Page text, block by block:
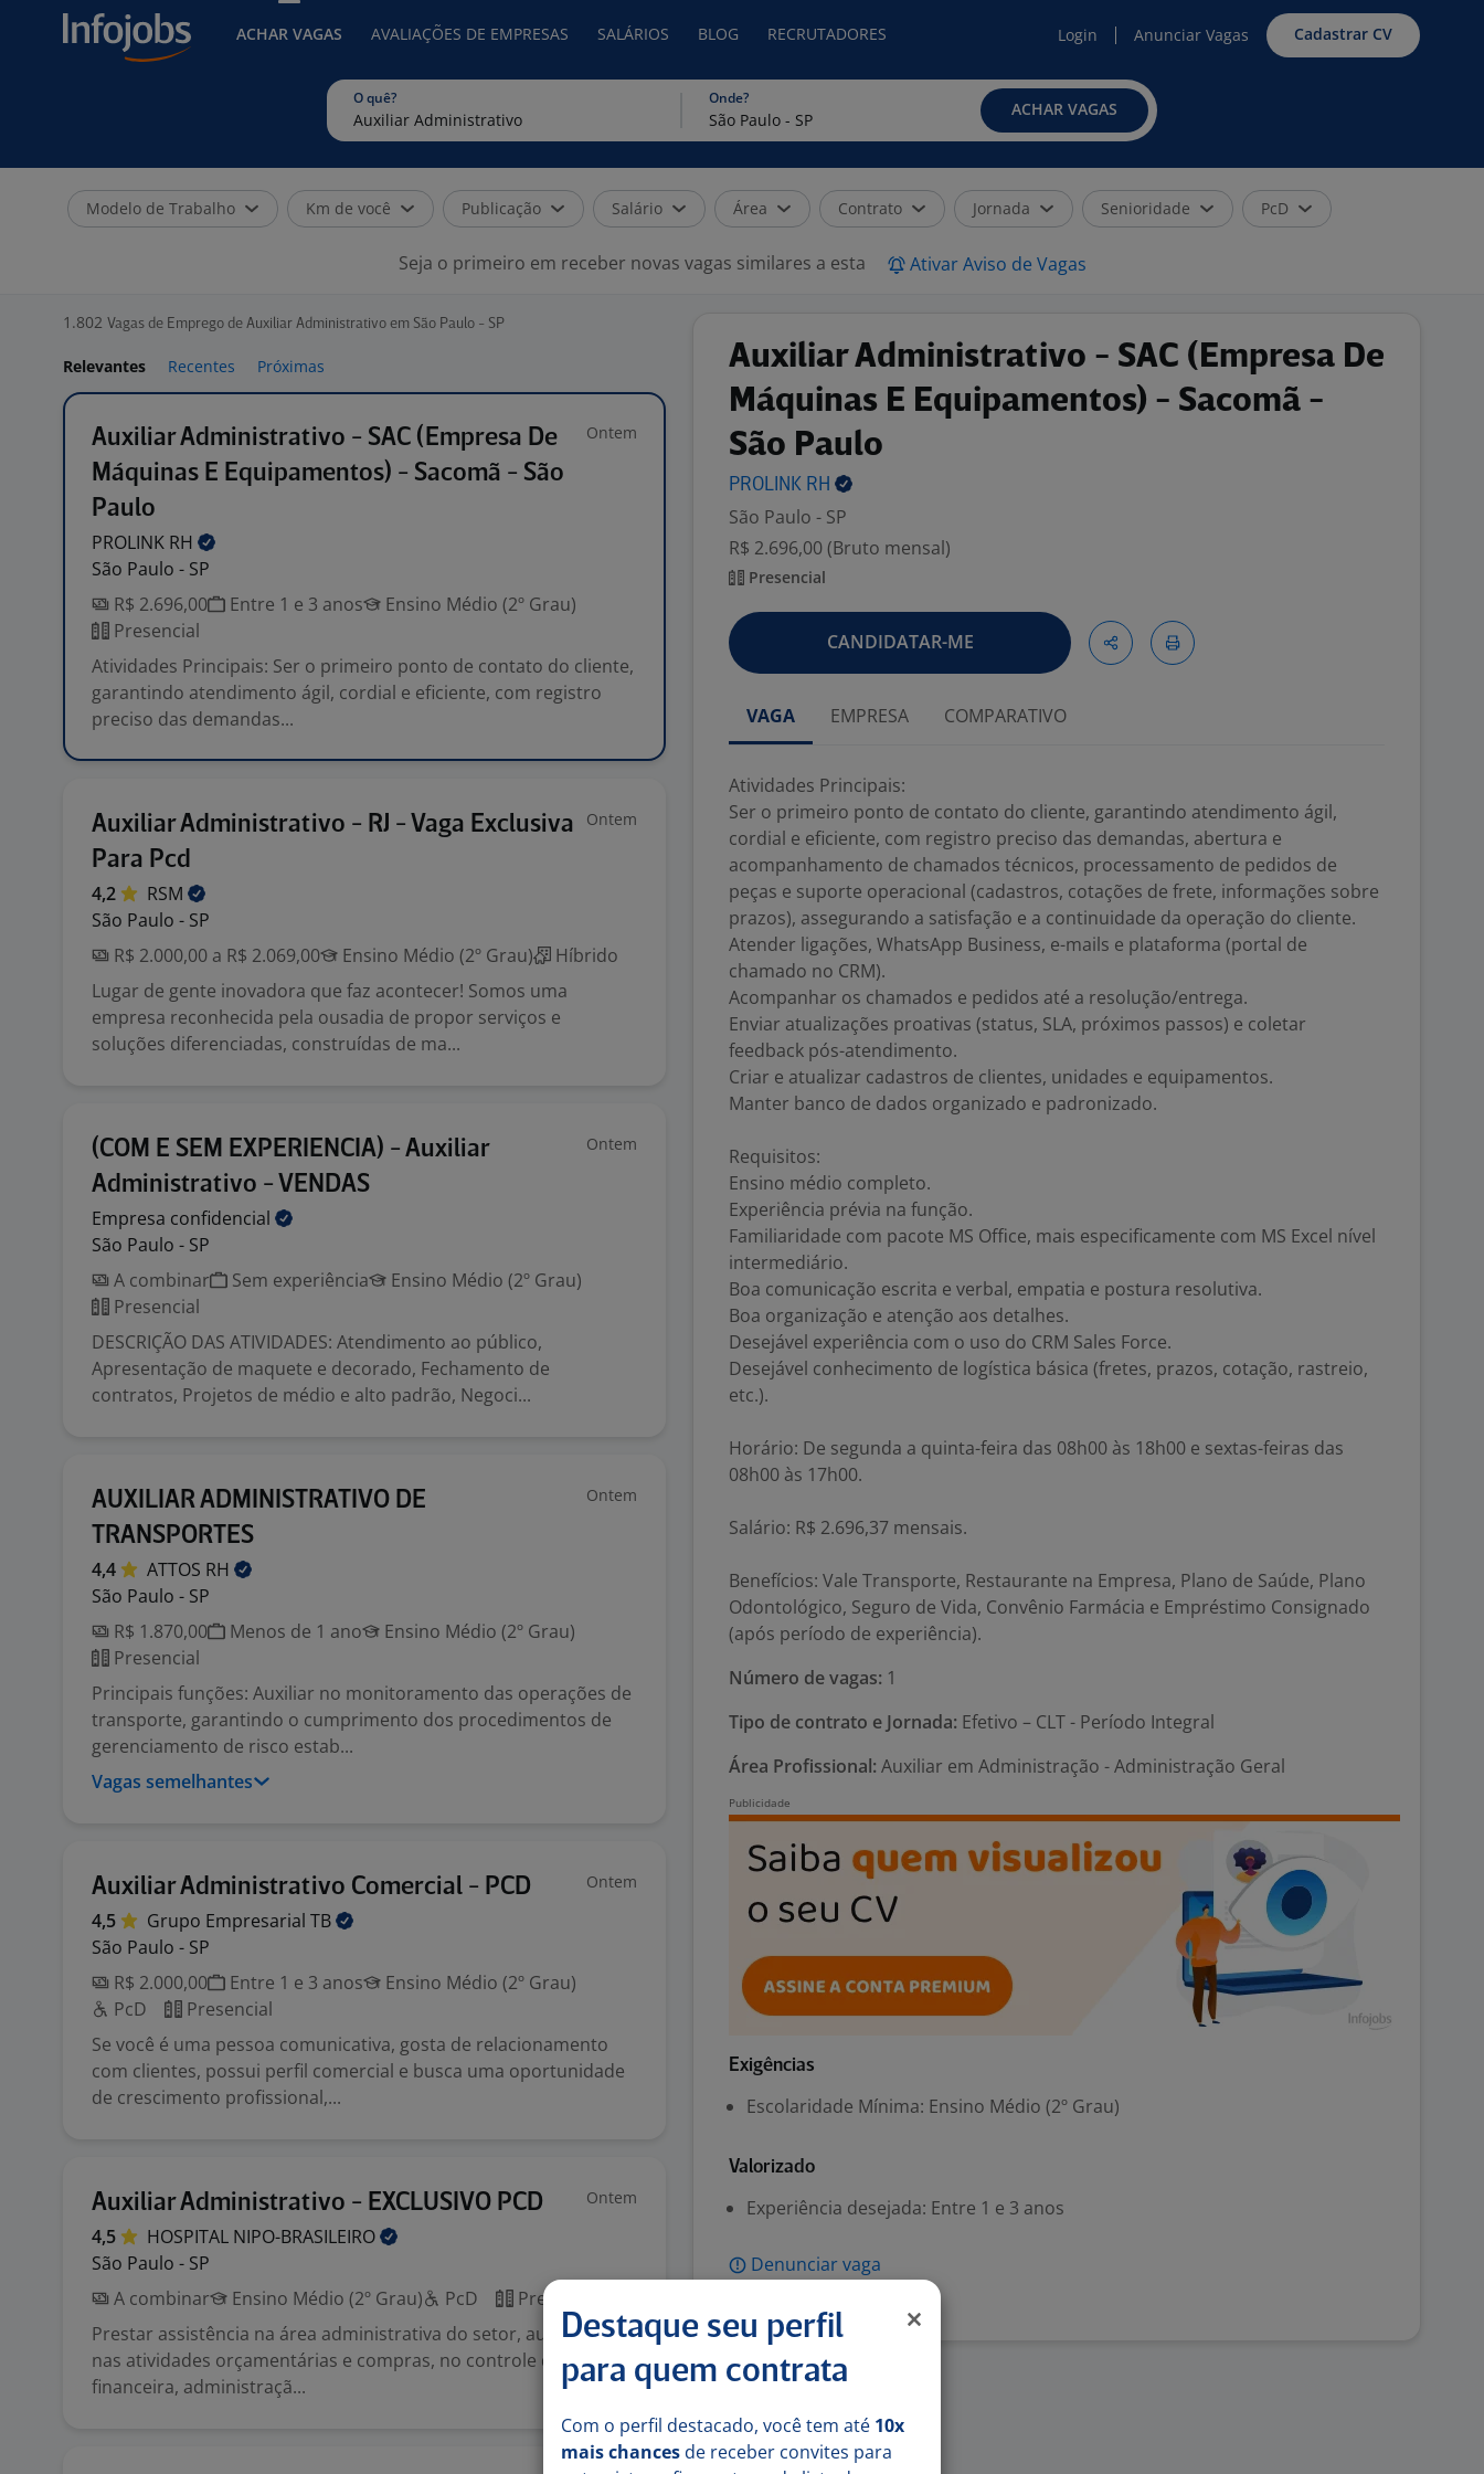
ACHAR VAGAS AVALIAÇÕES DE EMPRESAS SALÁRIOS BLOG RECRUTADORES Login Anunciar Vagas Cadastrar CV
O quê? Onde?
ACHAR VAGAS
Modelo de Trabalho Km de você Publicação Salário Área Contrato Jornada Senioridade PcD
Seja o primeiro em receber novas vagas similares a esta Ativar Aviso de Vagas
1.802 Vagas de Emprego de Auxiliar Administrativo em São Paulo - SP
Relevantes Recentes Próximas
Auxiliar Administrativo - SAC (Empresa De
Máquinas E Equipamentos) - Sacomã - São
Paulo
Ontem
PROLINK RH
São Paulo - SP
R$ 2.696,00
Entre 1 e 3 anos
Ensino Médio (2º Grau)
Presencial
Atividades Principais: Ser o primeiro ponto de contato do cliente,
garantindo atendimento ágil, cordial e eficiente, com registro
preciso das demandas...
Auxiliar Administrativo - RJ - Vaga Exclusiva
Para Pcd
Ontem
4,2
RSM
São Paulo - SP
R$ 2.000,00 a R$ 2.069,00
Ensino Médio (2º Grau)
Híbrido
Lugar de gente inovadora que faz acontecer! Somos uma
empresa reconhecida pela ousadia de propor serviços e
soluções diferenciadas, construídas de ma...
(COM E SEM EXPERIENCIA) - Auxiliar
Administrativo - VENDAS
Ontem
Empresa confidencial
São Paulo - SP
A combinar
Sem experiência
Ensino Médio (2º Grau)
Presencial
DESCRIÇÃO DAS ATIVIDADES: Atendimento ao público,
Apresentação de maquete e decorado, Fechamento de
contratos, Projetos de médio e alto padrão, Negoci...
AUXILIAR ADMINISTRATIVO DE
TRANSPORTES
Ontem
4,4 ATTOS RH
São Paulo - SP
R$ 1.870,00
Menos de 1 ano
Ensino Médio (2º Grau)
Presencial
Principais funções: Auxiliar no monitoramento das operações de
transporte, garantindo o cumprimento dos procedimentos de
gerenciamento de risco estab...
Vagas semelhantes
Auxiliar Administrativo Comercial - PCD Ontem
4,5 Grupo Empresarial TB
São Paulo - SP
R$ 2.000,00
Entre 1 e 3 anos
Ensino Médio (2º Grau)
PcD
Presencial
Se você é uma pessoa comunicativa, gosta de relacionamento
com clientes, possui perfil comercial e busca uma oportunidade
de crescimento profissional,...
Auxiliar Administrativo - EXCLUSIVO PCD Ontem
4,5 HOSPITAL NIPO-BRASILEIRO
São Paulo - SP
A combinar
Ensino Médio (2º Grau) PcD
Presencial
Prestar assistência na área administrativa do setor, auxiliando
nas atividades orçamentárias e compras, no controle de gestão
financeira, administraçã...
Auxiliar Administrativo - SAC (Empresa De
Máquinas E Equipamentos) - Sacomã -
São Paulo
PROLINK RH
São Paulo - SP
R$ 2.696,00 (Bruto mensal)
Presencial
CANDIDATAR-ME
VAGA EMPRESA COMPARATIVO
Atividades Principais:
Ser o primeiro ponto de contato do cliente, garantindo atendimento ágil,
cordial e eficiente, com registro preciso das demandas, abertura e
acompanhamento de chamados técnicos, processamento de pedidos de
peças e suporte operacional (cadastros, cotações de frete, informações sobre
prazos), assegurando a satisfação e a continuidade da operação do cliente.
Atender ligações, WhatsApp Business, e-mails e plataforma (portal de
chamado no CRM).
Acompanhar os chamados e pedidos até a resolução/entrega.
Enviar atualizações proativas (status, SLA, próximos passos) e coletar
feedback pós-atendimento.
Criar e atualizar cadastros de clientes, unidades e equipamentos.
Manter banco de dados organizado e padronizado.
Requisitos:
Ensino médio completo.
Experiência prévia na função.
Familiaridade com pacote MS Office, mais especificamente com MS Excel nível
intermediário.
Boa comunicação escrita e verbal, empatia e postura resolutiva.
Boa organização e atenção aos detalhes.
Desejável experiência com o uso do CRM Sales Force.
Desejável conhecimento de logística básica (fretes, prazos, cotação, rastreio,
etc.).
Horário: De segunda a quinta-feira das 08h00 às 18h00 e sextas-feiras das
08h00 às 17h00.
Salário: R$ 2.696,37 mensais.
Benefícios: Vale Transporte, Restaurante na Empresa, Plano de Saúde, Plano
Odontológico, Seguro de Vida, Convênio Farmácia e Empréstimo Consignado
(após período de experiência).
Número de vagas: 1
Tipo de contrato e Jornada: Efetivo – CLT - Período Integral
Área Profissional: Auxiliar em Administração - Administração Geral
Exigências
Escolaridade Mínima: Ensino Médio (2º Grau)
Valorizado
Experiência desejada: Entre 1 e 3 anos
Denunciar vaga
Destaque seu perfil
para quem contrata
Com o perfil destacado, você tem até 10x
mais chances de receber convites para